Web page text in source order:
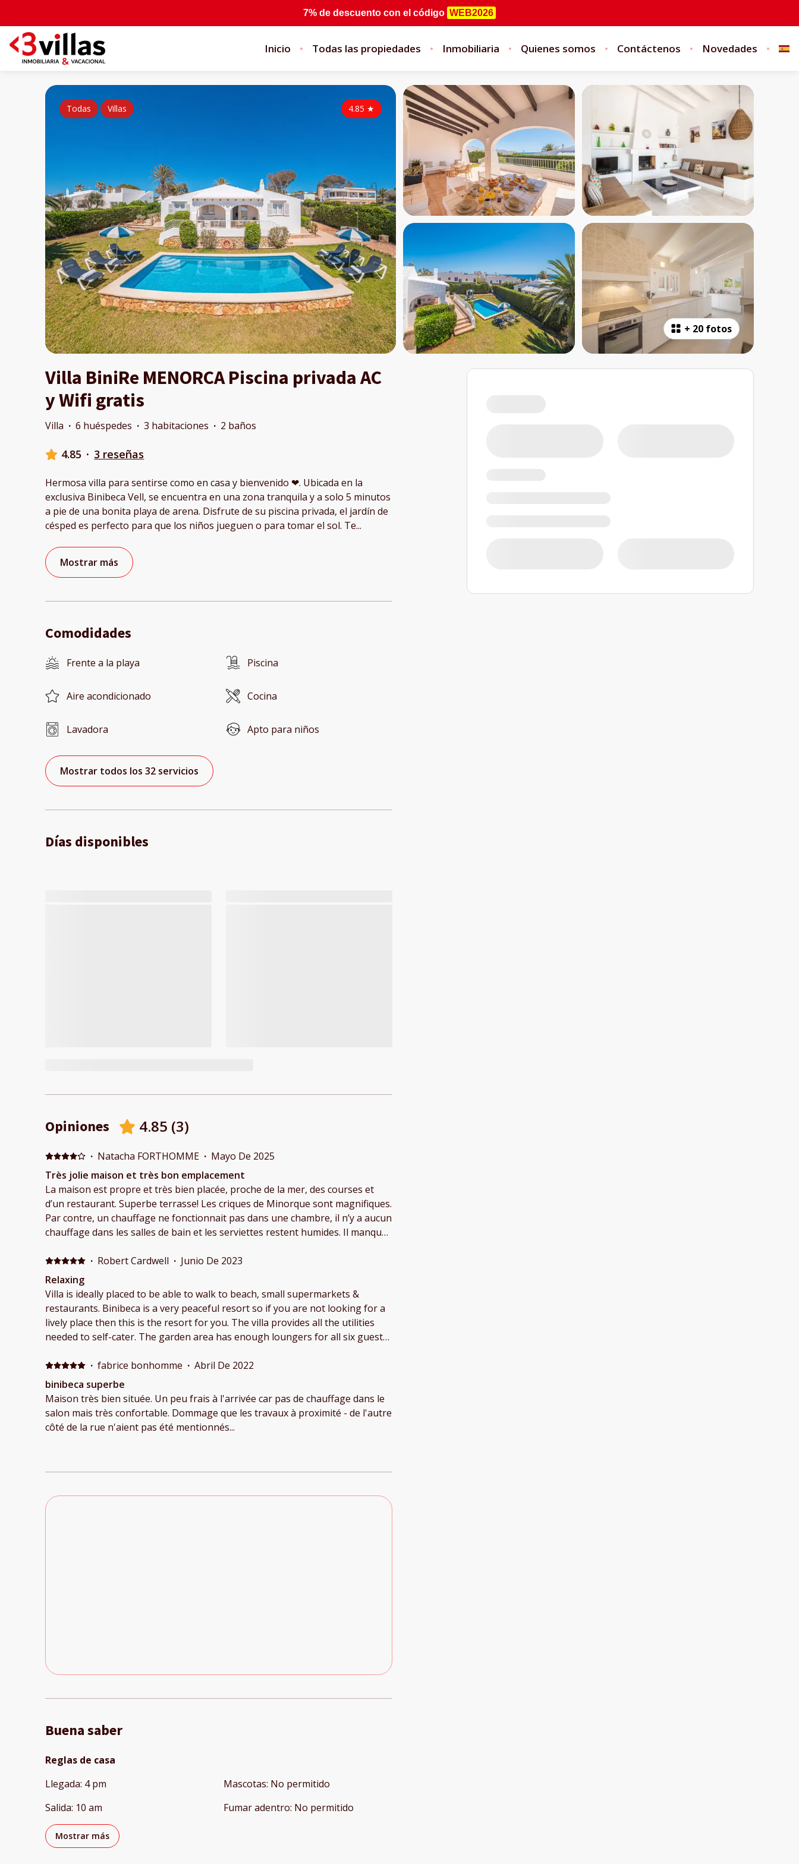
7% de descuento con el código WEB2026
Inicio Todas las propiedades Inmobiliaria Quienes somos Contáctenos Novedades
+ 20 fotos
4.85 ★
Todas Villas
Villa BiniRe MENORCA Piscina privada AC
y Wifi gratis
Villa · 6 huéspedes · 3 habitaciones · 2 baños
4.85 · 3 reseñas
Hermosa villa para sentirse como en casa y bienvenido ❤. Ubicada en la
exclusiva Binibeca Vell, se encuentra en una zona tranquila y a solo 5 minutos
a pie de una bonita playa de arena. Disfrute de su piscina privada, el jardín de
césped es perfecto para que los niños jueguen o para tomar el sol. Te...
Mostrar más
Comodidades
Frente a la playa Piscina
Aire acondicionado Cocina
Lavadora Apto para niños
Mostrar todos los 32 servicios
Días disponibles
Opiniones 4.85 (3)
· Natacha FORTHOMME · Mayo De 2025
Très jolie maison et très bon emplacement
La maison est propre et très bien placée, proche de la mer, des courses et
d’un restaurant. Superbe terrasse! Les criques de Minorque sont magnifiques.
Par contre, un chauffage ne fonctionnait pas dans une chambre, il n’y a aucun
chauffage dans les salles de bain et les serviettes restent humides. Il manque
des poêles en mauvais état, seulement 6 couteaux et donc pas assez de
couverts.
· Robert Cardwell · Junio De 2023
Relaxing
Villa is ideally placed to be able to walk to beach, small supermarkets &
restaurants. Binibeca is a very peaceful resort so if you are not looking for a
lively place then this is the resort for you. The villa provides all the utilities
needed to self-cater. The garden area has enough loungers for all six guests
recommendations would be to review the sheets provided as they felt damp
although it could have been the material and maybe an extra couple of bins
to allow guests to sort the rubbish to be able to recycle. Those points aside,
all in all, we ( three generations of the family) enjoyed our holiday.
· fabrice bonhomme · Abril De 2022
binibeca superbe
Maison très bien située. Un peu frais à l'arrivée car pas de chauffage dans le
salon mais très confortable. Dommage que les travaux à proximité - de l'autre
côté de la rue n'aient pas été mentionnés...
Buena saber
Reglas de casa
Llegada: 4 pm
Salida: 10 am
Mascotas: No permitido
Fumar adentro: No permitido
Mostrar más